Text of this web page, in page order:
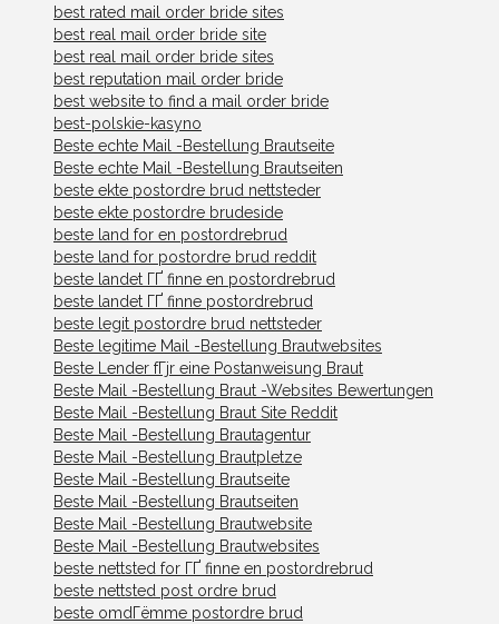
best rated mail order bride sites
best real mail order bride site
best real mail order bride sites
best reputation mail order bride
best website to find a mail order bride
best-polskie-kasyno
Beste echte Mail -Bestellung Brautseite
Beste echte Mail -Bestellung Brautseiten
beste ekte postordre brud nettsteder
beste ekte postordre brudeside
beste land for en postordrebrud
beste land for postordre brud reddit
beste landet ГҐ finne en postordrebrud
beste landet ГҐ finne postordrebrud
beste legit postordre brud nettsteder
Beste legitime Mail -Bestellung Brautwebsites
Beste Lender fГјr eine Postanweisung Braut
Beste Mail -Bestellung Braut -Websites Bewertungen
Beste Mail -Bestellung Braut Site Reddit
Beste Mail -Bestellung Brautagentur
Beste Mail -Bestellung Brautpletze
Beste Mail -Bestellung Brautseite
Beste Mail -Bestellung Brautseiten
Beste Mail -Bestellung Brautwebsite
Beste Mail -Bestellung Brautwebsites
beste nettsted for ГҐ finne en postordrebrud
beste nettsted post ordre brud
beste omdГёmme postordre brud